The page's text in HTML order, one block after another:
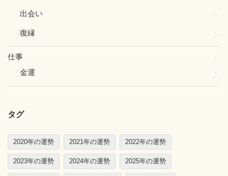
出会い
復縁
仕事
金運
タグ
2020年の運勢 2021年の運勢 2022年の運勢
2023年の運勢 2024年の運勢 2025年の運勢